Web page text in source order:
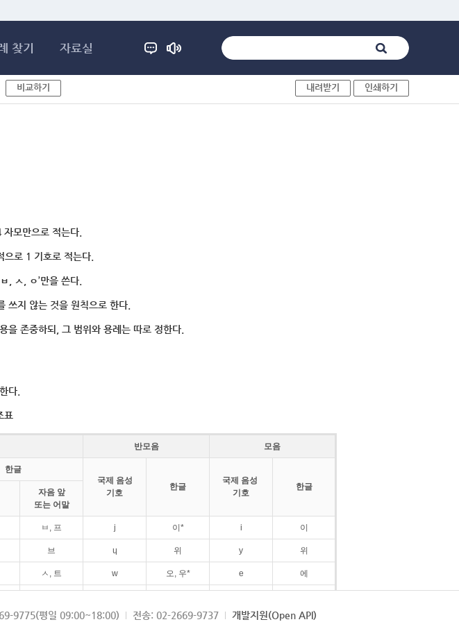
찾기 자료실
비교하기 내려받기 인쇄하기
모만으로 적는다.
로 1 기호로 적는다.
, ㅅ, ㅇ’만을 쓴다.
쓰지 않는 것을 원칙으로 한다.
을 존중하되, 그 범위와 용례는 따로 정한다.
다.
표
반모음 모음
한글
국제 음성
기호
한글
국제 음성
기호
한글
자음 앞
또는 어말
ㅂ, 프 j 이* i 이
브 ɥ 위 y 위
ㅅ, 트 w 오, 우* e 에
ㄱ, 크 ɛ 에
9775(평일 09:00~18:00) 전송: 02-2669-9737 개발지원(Open API)